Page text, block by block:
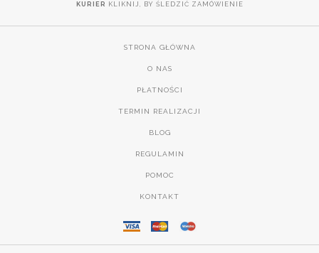
KURIER KLIKNIJ, BY ŚLEDZIĆ ZAMÓWIENIE
STRONA GŁÓWNA
O NAS
PŁATNOŚCI
TERMIN REALIZACJI
BLOG
REGULAMIN
POMOC
KONTAKT